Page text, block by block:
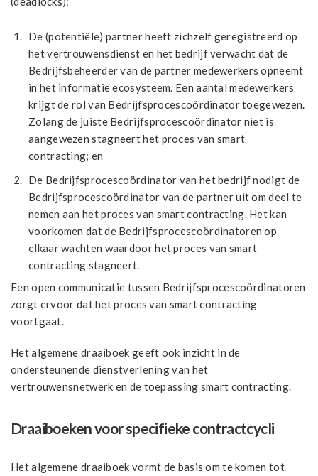
De (potentiële) partner heeft zichzelf geregistreerd op
het vertrouwensdienst en het bedrijf verwacht dat de
Bedrijfsbeheerder van de partner medewerkers opneemt
in het informatie ecosysteem. Een aantal medewerkers
krijgt de rol van Bedrijfsprocescoördinator toegewezen.
Zolang de juiste Bedrijfsprocescoördinator niet is
aangewezen stagneert het proces van smart
contracting; en
De Bedrijfsprocescoördinator van het bedrijf nodigt de
Bedrijfsprocescoördinator van de partner uit om deel te
nemen aan het proces van smart contracting. Het kan
voorkomen dat de Bedrijfsprocescoördinatoren op
elkaar wachten waardoor het proces van smart
contracting stagneert.
Een open communicatie tussen Bedrijfsprocescoördinatoren
zorgt ervoor dat het proces van smart contracting
voortgaat.
Het algemene draaiboek geeft ook inzicht in de
ondersteunende dienstverlening van het
vertrouwensnetwerk en de toepassing smart contracting.
Draaiboeken voor specifieke contractcycli
Het algemene draaiboek vormt de basis om te komen tot